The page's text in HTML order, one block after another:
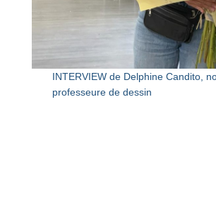
INTERVIEW de Delphine Candito,
professeure de dessin